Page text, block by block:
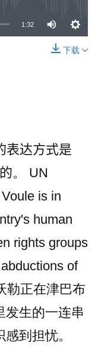
1:32
下载
表达方式是
。 UN
Voule is in
human
rights groups
of
勒正在津巴布
发生的一连串
感到担忧。